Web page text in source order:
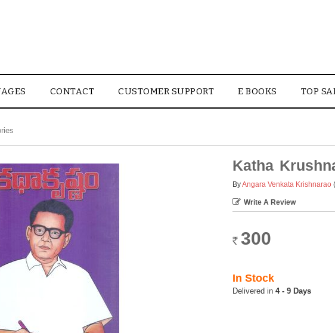
CONTACT CUSTOMER SUPPORT E BOOKS TOP
Katha
ByAngara Venkata Krishnarao
Write A Review
Rs. 300
In Stock
4 - 9 Days